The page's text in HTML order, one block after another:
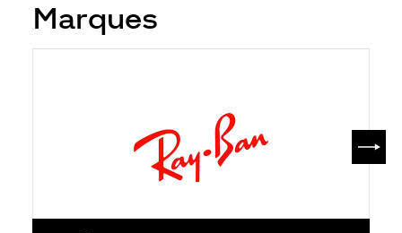
Marques